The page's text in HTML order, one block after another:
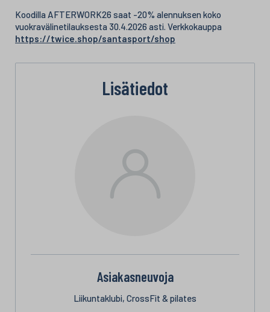
Koodilla AFTERWORK26 saat -20% alennuksen koko
vuokravälinetilauksesta 30.4.2026 asti. Verkkokauppa
https://twice.shop/santasport/shop
Lisätiedot
Asiakasneuvoja
Liikuntaklubi, CrossFit & pilates